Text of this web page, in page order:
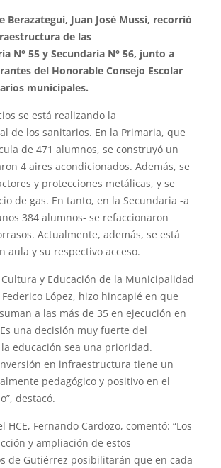
Berazategui, Juan José Mussi, recorrió
de las
N° 55 y Secundaria N° 56, junto a
del Honorable Consejo Escolar
municipales.
se está realizando la
de los sanitarios. En la Primaria, que
de 471 alumnos, se construyó un
4 aires acondicionados. Además, se
y protecciones metálicas, y se
de gas. En tanto, en la Secundaria -a
384 alumnos- se refaccionaron
Actualmente, además, se está
aula y su respectivo acceso.
y Educación de la Municipalidad
López, hizo hincapié en que
a las más de 35 en ejecución en
una decisión muy fuerte del
educación sea una prioridad.
n en infraestructura tiene un
pedagógico y positivo en el
destacó.
HCE, Fernando Cardozo, comentó: “Los
n y ampliación de estos
de Gutiérrez posibilitarán que en cada